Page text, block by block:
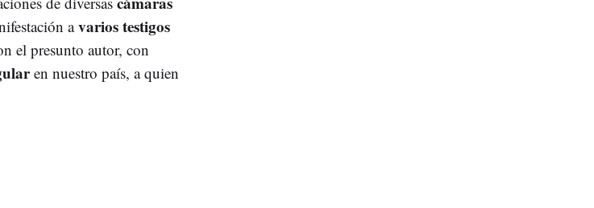
avarios testigos
el presunto autor, con
en nuestro país, a quien